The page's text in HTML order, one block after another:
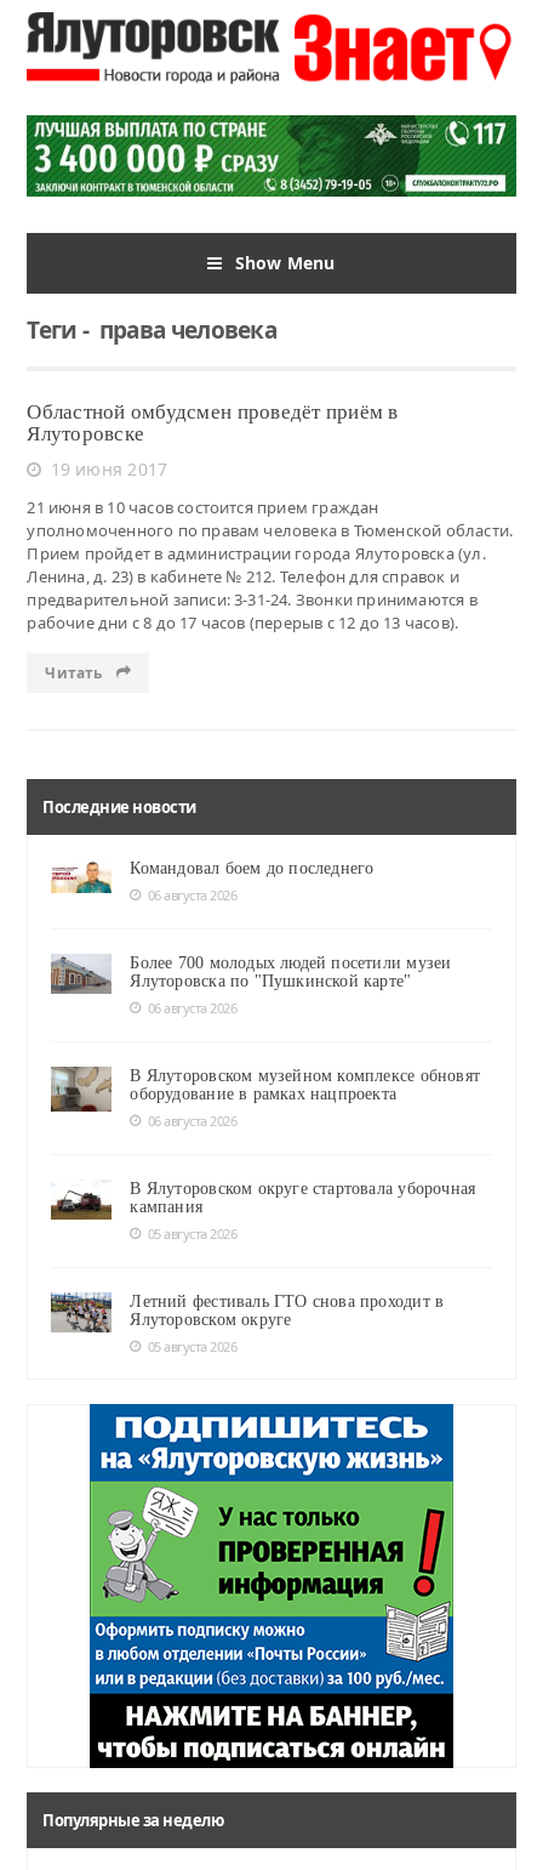
Show Menu
Теги-права человека
Областной омбудсмен проведёт приём в
Ялуторовске
19 июня 2017
21 июня в 10 часов состоится прием граждан
уполномоченного по правам человека в Тюменской области.
Прием пройдет в администрации города Ялуторовска (ул.
Ленина, д. 23) в кабинете № 212. Телефон для справок и
предварительной записи: 3-31-24. Звонки принимаются в
рабочие дни с 8 до 17 часов (перерыв с 12 до 13 часов).
Читать
Последние новости
Командовал боем до последнего
06 августа 2026
Более 700 молодых людей посетили музеи
Ялуторовска по "Пушкинской карте"
06 августа 2026
В Ялуторовском музейном комплексе обновят
оборудование в рамках нацпроекта
06 августа 2026
В Ялуторовском округе стартовала уборочная
кампания
05 августа 2026
Летний фестиваль ГТО снова проходит в
Ялуторовском округе
05 августа 2026
Популярные за неделю